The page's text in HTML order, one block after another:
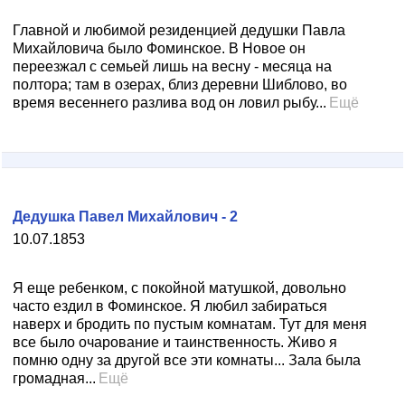
Главной и любимой резиденцией дедушки Павла
Михайловича было Фоминское. В Новое он
переезжал с семьей лишь на весну - месяца на
полтора; там в озерах, близ деревни Шиблово, во
время весеннего разлива вод он ловил рыбу... Ещё
10.07.1853
Дедушка Павел Михайлович - 2
Я еще ребенком, с покойной матушкой, довольно
часто ездил в Фоминское. Я любил забираться
наверх и бродить по пустым комнатам. Тут для меня
все было очарование и таинственность. Живо я
помню одну за другой все эти комнаты... Зала была
громадная... Ещё